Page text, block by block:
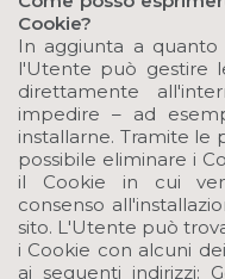
Cookie?
In aggiunta a
l'Utente può gestire
direttamente
impedire – ad
installarne. Tramite
possibile eliminare i
il Cookie in cui
consenso
sito. L'Utente può
i Cookie con alcuni
ai seguenti indirizzi: